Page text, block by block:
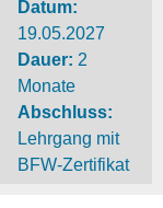
Datum:
19.05.2027
Dauer: 2
Monate
Abschluss:
Lehrgang mit
BFW-Zertifikat